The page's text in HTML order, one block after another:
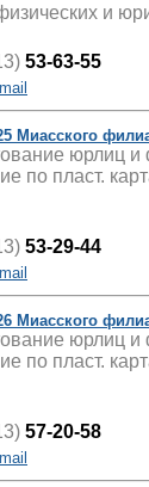
и
53-63-55
Миасского
юрлиц и
по пласт.
53-29-44
Миасского
юрлиц и
по пласт.
57-20-58